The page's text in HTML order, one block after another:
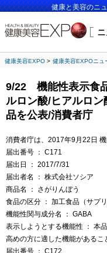
健康と美容のニ
健康美容EXPO 健康美容EXPOニュ
9/22 機能性表示食
ルロン酸/ヒアルロ
品を公表/消費者庁
消費者庁は、2017年9月22日
届出番号 ： C171
届出日 ： 2017/7/31
届出者名 ： 株式会社ソシア
商品名 ： さがりんぼう
食品の区分 ： 加工食品（サプリ
機能性関与成分名 ： GABA
表示しようとする機能性 ： 本
高めの方に適した機能があるこ
届出番号 ： C172